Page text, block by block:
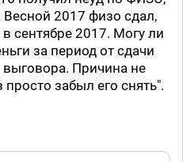
2017 физо сдал,
сентябре 2017. Могу ли
за период от сдачи
Причина не
забыл его снять".